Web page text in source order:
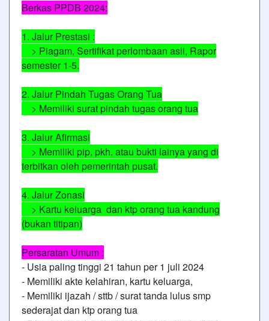
Berkas PPDB 2024:
1. Jalur Prestasi :
> Piagam, Sertifikat perlombaan asli, Rapor
semester 1-5.
2. Jalur Pindah Tugas Orang Tua
> Memiliki surat pindah tugas orang tua
3. Jalur Afirmasi
> Memiliki pip, pkh, atau bukti lainya yang di
terbitkan oleh pemerintah pusat.
4. Jalur Zonasi
> Kartu keluarga dan ktp orang tua kandung
(bukan titipan)
Persaratan Umum :
- Usia paling tinggi 21 tahun per 1 juli 2024
- Memiliki akte kelahiran, kartu keluarga,
- Memiliki ijazah / sttb / surat tanda lulus smp
sederajat dan ktp orang tua